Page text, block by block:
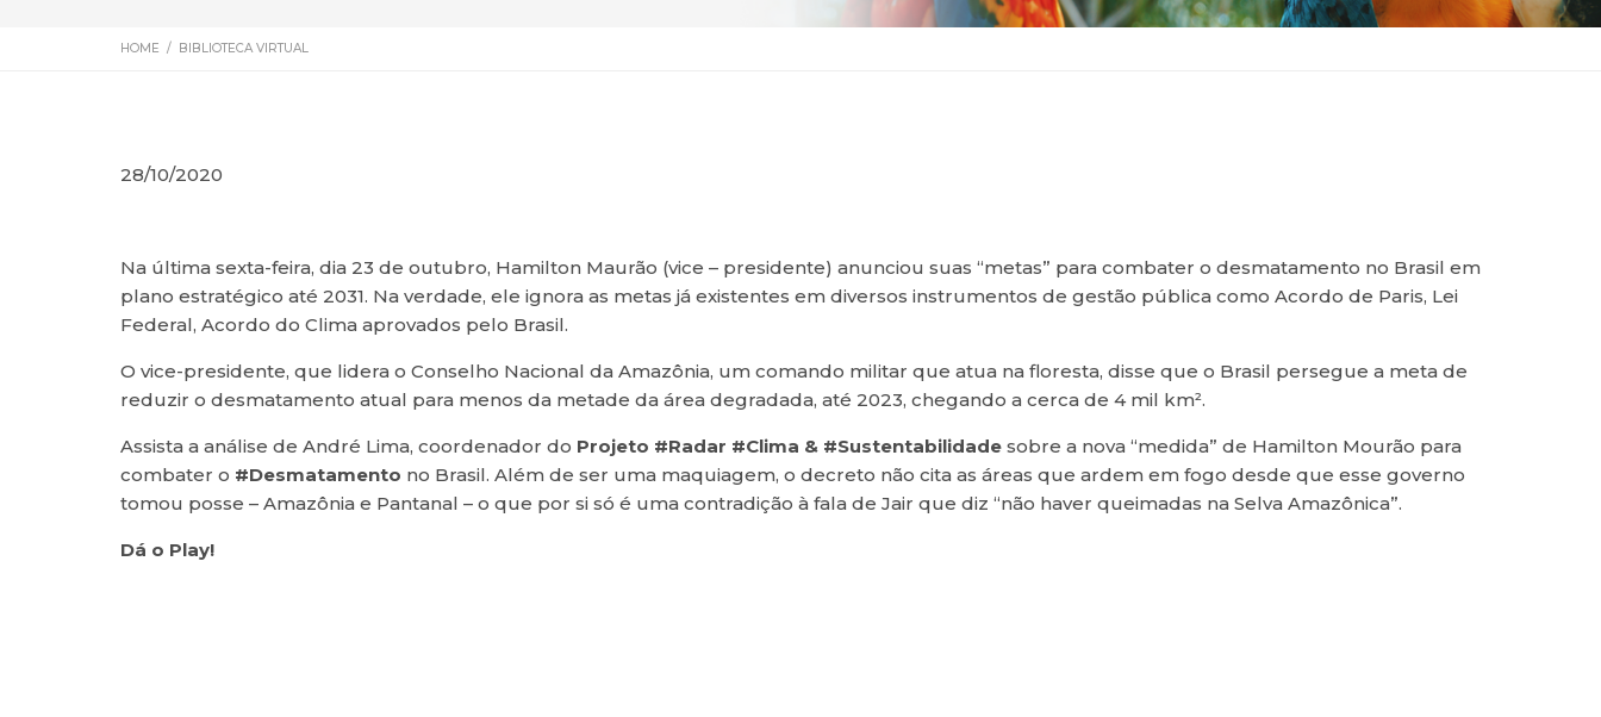
HOME / BIBLIOTECA VIRTUAL
28/10/2020
Na última sexta-feira, dia 23 de outubro, Hamilton Maurão (vice – presidente) anunciou suas “metas” para combater o desmatamento no Brasil em
plano estratégico até 2031. Na verdade, ele ignora as metas já existentes em diversos instrumentos de gestão pública como Acordo de Paris, Lei
Federal, Acordo do Clima aprovados pelo Brasil.
O vice-presidente, que lidera o Conselho Nacional da Amazônia, um comando militar que atua na floresta, disse que o Brasil persegue a meta de
reduzir o desmatamento atual para menos da metade da área degradada, até 2023, chegando a cerca de 4 mil km².
Assista a análise de André Lima, coordenador do Projeto #Radar #Clima & #Sustentabilidade sobre a nova “medida” de Hamilton Mourão para
combater o #Desmatamento no Brasil. Além de ser uma maquiagem, o decreto não cita as áreas que ardem em fogo desde que esse governo
tomou posse – Amazônia e Pantanal – o que por si só é uma contradição à fala de Jair que diz “não haver queimadas na Selva Amazônica”.
Dá o Play!